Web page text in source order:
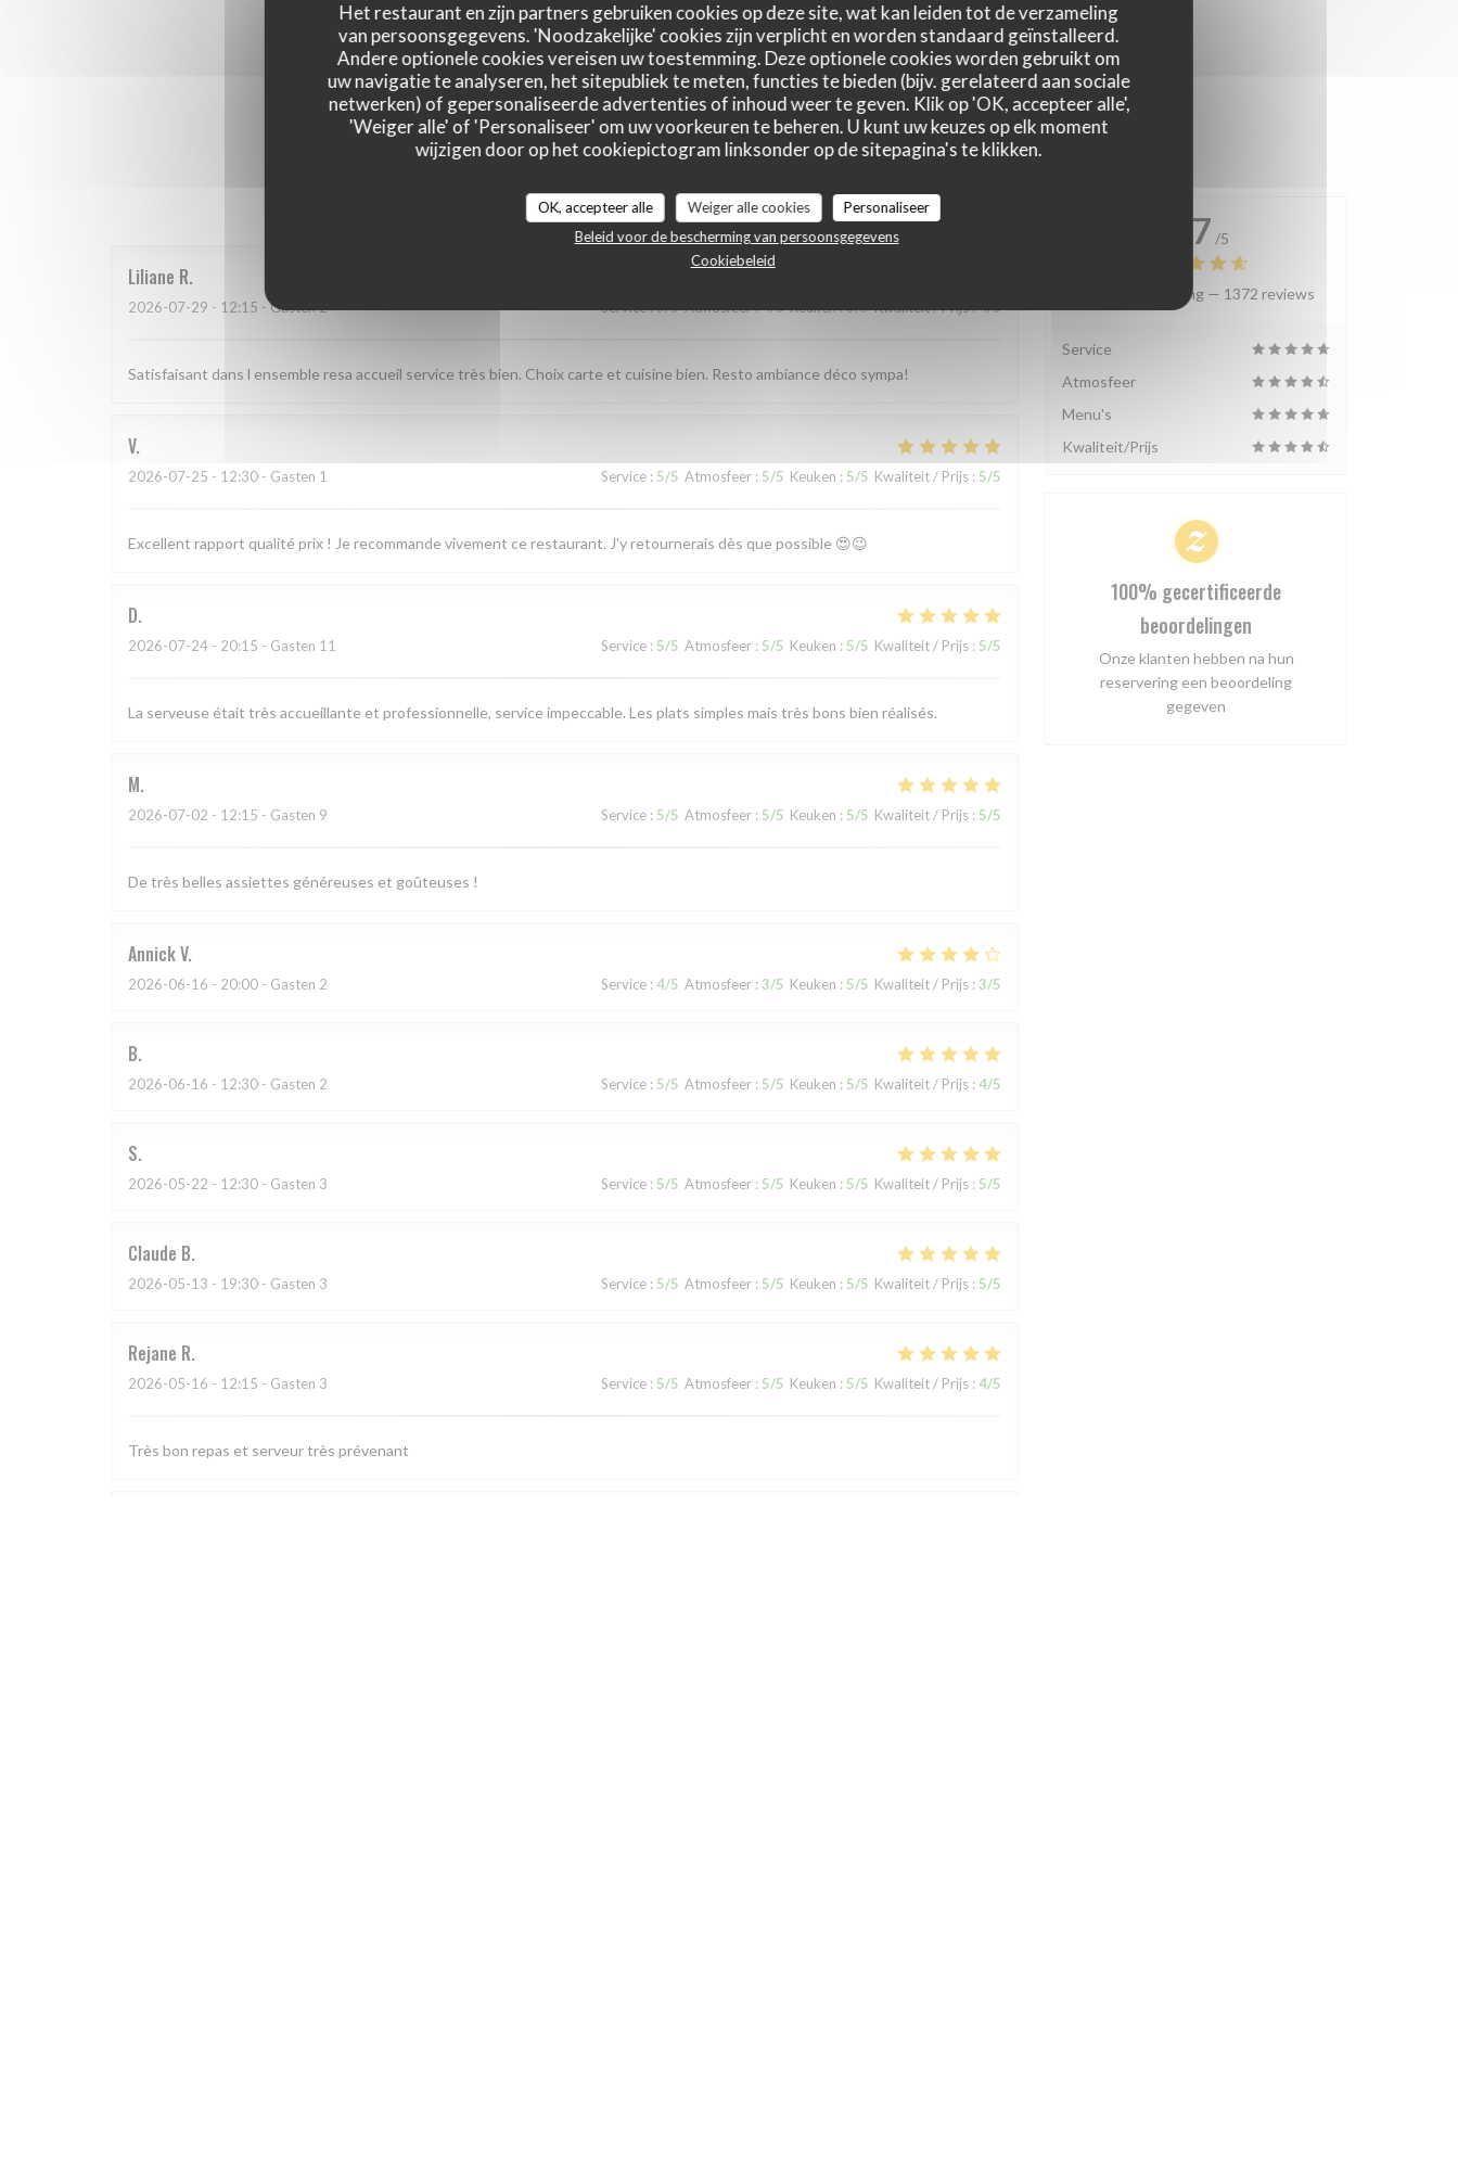
Het restaurant en zijn partners gebruiken cookies op deze site, wat kan leiden tot de verzameling
van persoonsgegevens. 'Noodzakelijke' cookies zijn verplicht en worden standaard geïnstalleerd.
Andere optionele cookies vereisen uw toestemming. Deze optionele cookies worden gebruikt om
uw navigatie te analyseren, het sitepubliek te meten, functies te bieden (bijv. gerelateerd aan sociale
netwerken) of gepersonaliseerde advertenties of inhoud weer te geven. Klik op 'OK, accepteer alle',
'Weiger alle' of 'Personaliseer' om uw voorkeuren te beheren. U kunt uw keuzes op elk moment
wijzigen door op het cookiepictogram linksonder op de sitepagina's te klikken.
OK, accepteer alle Weiger alle cookies
Personaliseer
Beleid voor de bescherming van persoonsgegevens
Cookiebeleid
Onze gastbeoordelingen
Liliane R
2026-07-29 - 12:15 - Gasten 2 Service:5/5 Atmosfeer:4/5 Keuken:3/5 Kwaliteit / Prijs:4/5
Satisfaisant dans l ensemble resa accueil service très bien. Choix carte et cuisine bien. Resto ambiance déco sympa!
V
2026-07-25 - 12:30 - Gasten 1 Service : 5/5 Atmosfeer : 5/5 Keuken : 5/5 Kwaliteit / Prijs : 5/5
Excellent rapport qualité prix ! Je recommande vivement ce restaurant. J'y retournerais dès que possible 😍😉
D
2026-07-24 - 20:15 - Gasten 11 Service : 5/5 Atmosfeer : 5/5 Keuken : 5/5 Kwaliteit / Prijs : 5/5
La serveuse était très accueillante et professionnelle, service impeccable. Les plats simples mais très bons bien réalisés.
M
2026-07-02 - 12:15 - Gasten 9 Service : 5/5 Atmosfeer : 5/5 Keuken : 5/5 Kwaliteit / Prijs : 5/5
De très belles assiettes généreuses et goûteuses !
AnnickV
2026-06-16 - 20:00 - Gasten 2 Service : 4/5 Atmosfeer : 3/5 Keuken : 5/5 Kwaliteit / Prijs : 3/5
B
2026-06-16 - 12:30 - Gasten 2 Service : 5/5 Atmosfeer : 5/5 Keuken : 5/5 Kwaliteit / Prijs : 4/5
S
2026-05-22 - 12:30 - Gasten 3 Service : 5/5 Atmosfeer : 5/5 Keuken : 5/5 Kwaliteit / Prijs : 5/5
Claude B
2026-05-13 - 19:30 - Gasten 3 Service : 5/5 Atmosfeer : 5/5 Keuken : 5/5 Kwaliteit / Prijs : 5/5
Rejane R
2026-05-16 - 12:15 - Gasten 3 Service : 5/5 Atmosfeer : 5/5 Keuken : 5/5 Kwaliteit / Prijs : 4/5
Très bon repas et serveur très prévenant
4.7 /5
Gemiddelde rating — 1372 reviews
Service
Atmosfeer
Menu's
Kwaliteit/Prijs
100% gecertificeerde
beoordelingen
Onze klanten hebben na hun
reservering een beoordeling
gegeven